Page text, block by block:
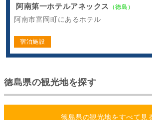
阿南第一ホテルアネックス （徳島）
阿南市富岡町にあるホテル
宿泊施設
徳島県の観光地を探す
徳島県の観光地をすべて見